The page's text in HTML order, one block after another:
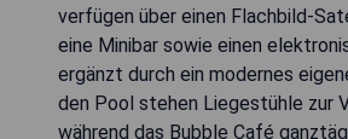
verfügen über einen Flachbild-
eine Minibar sowie einen
ergänzt durch ein modernes
den Pool stehen Liegestühle zur
während das Bubble Café